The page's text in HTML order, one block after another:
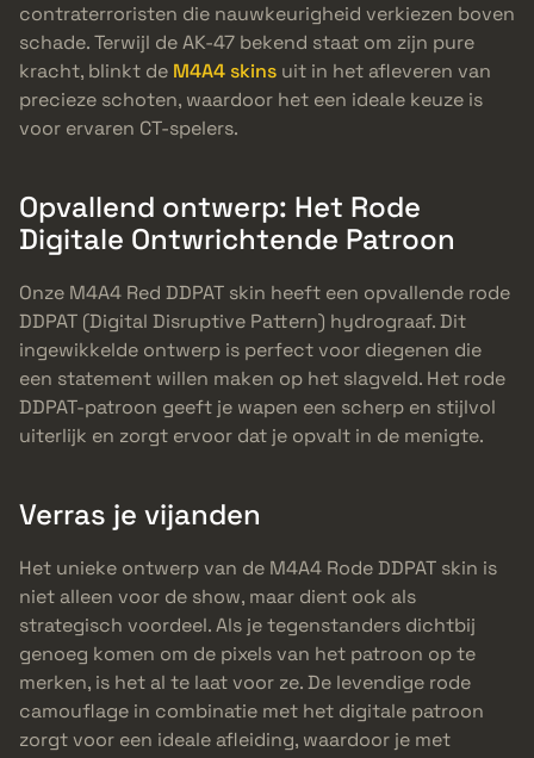
contraterroristen die nauwkeurigheid verkiezen boven
schade. Terwijl de AK-47 bekend staat om zijn pure
kracht, blinkt de M4A4 skins uit in het afleveren van
precieze schoten, waardoor het een ideale keuze is
voor ervaren CT-spelers.
Opvallend ontwerp: Het Rode
Digitale Ontwrichtende Patroon
Onze M4A4 Red DDPAT skin heeft een opvallende rode
DDPAT (Digital Disruptive Pattern) hydrograaf. Dit
ingewikkelde ontwerp is perfect voor diegenen die
een statement willen maken op het slagveld. Het rode
DDPAT-patroon geeft je wapen een scherp en stijlvol
uiterlijk en zorgt ervoor dat je opvalt in de menigte.
Verras je vijanden
Het unieke ontwerp van de M4A4 Rode DDPAT skin is
niet alleen voor de show, maar dient ook als
strategisch voordeel. Als je tegenstanders dichtbij
genoeg komen om de pixels van het patroon op te
merken, is het al te laat voor ze. De levendige rode
camouflage in combinatie met het digitale patroon
zorgt voor een ideale afleiding, waardoor je met